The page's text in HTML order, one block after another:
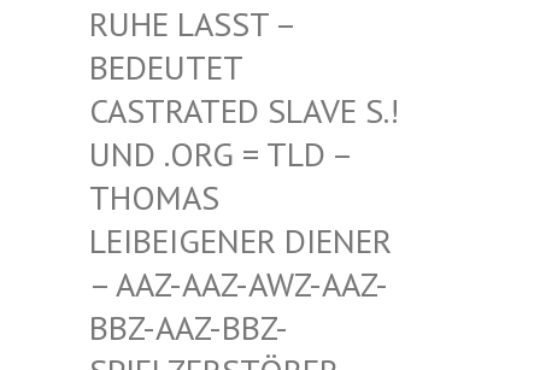
HE LASST – BE
DEUTET CA
STRATED SLAVE S.! UN
D .ORG = TLD – TH
OMAS LE
IBEIGENER DIENER –
AAZ-AAZ-AWZ-AAZ-BB
Z-AAZ-BBZ-SP